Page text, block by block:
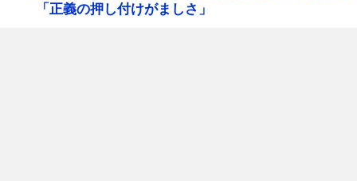
「正義の押し付けがましさ」